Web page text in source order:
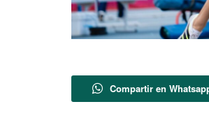
Compartir en